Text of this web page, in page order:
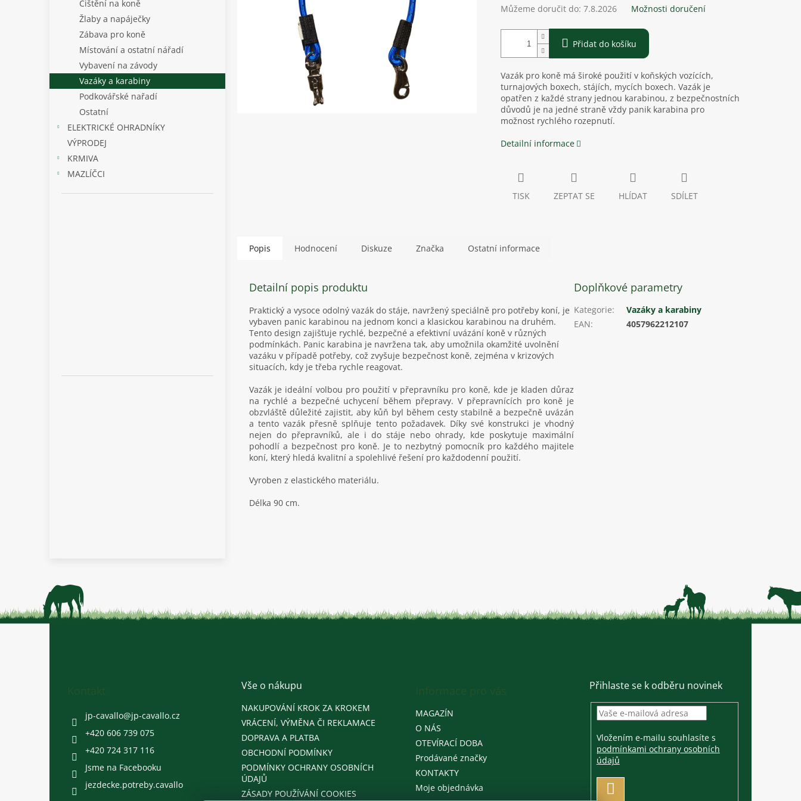
Čištění na koně
Žlaby a napáječky
Zábava pro koně
Místování a ostatní nářadí
Vybavení na závody
Vazáky a karabiny
Podkovářské nařadí
Ostatní
ELEKTRICKÉ OHRADNÍKY
VÝPRODEJ
KRMIVA
MAZLÍČCI
Můžeme doručit do: 7.8.2026 Možnosti doručení
Přidat do košíku
Vazák pro koně má široké použití v koňských vozících,
turnajových boxech, stájích, mycích boxech. Vazák je
opatřen z každé strany jednou karabinou, z bezpečnostních
důvodů je na jedné straně vždy panik karabina pro
možnost rychlého rozepnutí.
Detailní informace
TISK ZEPTAT SE HLÍDAT SDÍLET
Popis Hodnocení Diskuze Značka Ostatní informace
Detailní popis produktu
Praktický a vysoce odolný vazák do stáje, navržený speciálně pro potřeby koní, je
vybaven panic karabinou na jednom konci a klasickou karabinou na druhém.
Tento design zajišťuje rychlé, bezpečné a efektivní uvázání koně v různých
podmínkách. Panic karabina je navržena tak, aby umožnila okamžité uvolnění
vazáku v případě potřeby, což zvyšuje bezpečnost koně, zejména v krizových
situacích, kdy je třeba rychle reagovat.
Vazák je ideální volbou pro použití v přepravníku pro koně, kde je kladen důraz
na rychlé a bezpečné uchycení během přepravy. V přepravnících pro koně je
obzvláště důležité zajistit, aby kůň byl během cesty stabilně a bezpečně uvázán
a tento vazák přesně splňuje tento požadavek. Díky své konstrukci je vhodný
nejen do přepravníků, ale i do stáje nebo ohrady, kde poskytuje maximální
pohodlí a bezpečnost pro koně. Je to nezbytný pomocník pro každého majitele
koní, který hledá kvalitní a spolehlivé řešení pro každodenní použití.
Vyroben z elastického materiálu.
Délka 90 cm.
Doplňkové parametry
Kategorie:
Vazáky a karabiny
EAN: 4057962212107
Z
jp-cavallo@jp-cavallo.cz
+420 606 739 075
+420 724 317 116
Jsme na Facebooku
jezdecke.potreby.cavallo
Vše o nákupu
NAKUPOVÁNÍ KROK ZA KROKEM
VRÁCENÍ, VÝMĚNA ČI REKLAMACE
DOPRAVA A PLATBA
OBCHODNÍ PODMÍNKY
PODMÍNKY OCHRANY OSOBNÍCH
ÚDAJŮ
ZÁSADY POUŽÍVÁNÍ COOKIES
MAGAZÍN
O NÁS
OTEVÍRACÍ DOBA
Prodávané značky
KONTAKTY
Moje objednávka
Přihlaste se k odběru novinek
Vložením e-mailu souhlasíte s
podmínkami ochrany osobních
údajů